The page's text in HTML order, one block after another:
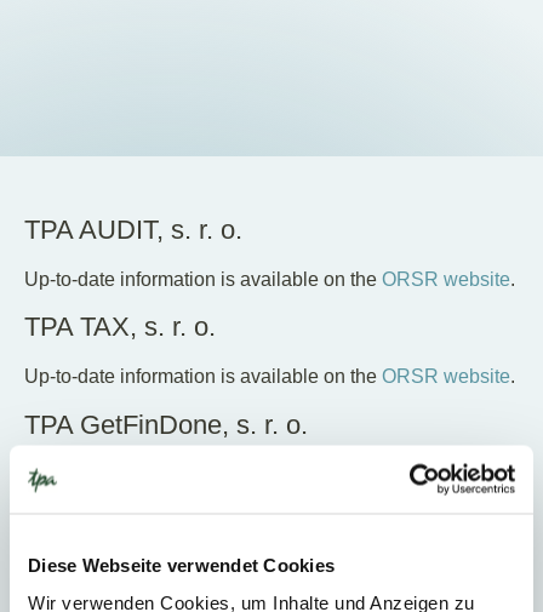
Diese Webseite verwendet Cookies
Wir verwenden Cookies, um Inhalte und Anzeigen zu
TPA AUDIT, s. r. o.
Up-to-date information is available on the ORSR website.
TPA TAX, s. r. o.
Up-to-date information is available on the ORSR website.
TPA GetFinDone, s. r. o.
Up-to-date information is available on the ORSR website.
Pictures and rights